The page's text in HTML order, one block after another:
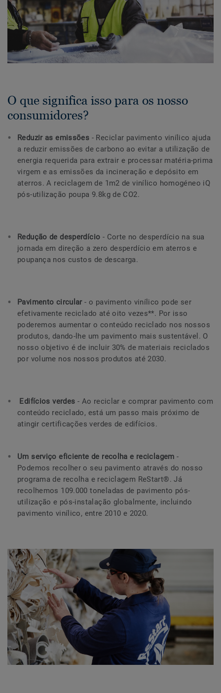
O que significa isso para os nosso
consumidores?
Reduzir as emissões - Reciclar pavimento vinílico ajuda
a reduzir emissões de carbono ao evitar a utilização de
energia requerida para extrair e processar matéria-prima
virgem e as emissões da incineração e depósito em
aterros. A reciclagem de 1m2 de vinílico homogéneo iQ
pós-utilização poupa 9.8kg de CO2.
Redução de desperdício - Corte no desperdício na sua
jornada em direção a zero desperdício em aterros e
poupança nos custos de descarga.
Pavimento circular- o pavimento vinílico pode ser
efetivamente reciclado até oito vezes**. Por isso
poderemos aumentar o conteúdo reciclado nos nossos
produtos, dando-lhe um pavimento mais sustentável. O
nosso objetivo é de incluir 30% de materiais reciclados
por volume nos nossos produtos até 2030.
Edifícios verdes - Ao reciclar e comprar pavimento com
conteúdo reciclado, está um passo mais próximo de
atingir certificações verdes de edifícios.
Um serviço eficiente de recolha e reciclagem-
Podemos recolher o seu pavimento através do nosso
programa de recolha e reciclagem ReStart®. Já
recolhemos 109.000 toneladas de pavimento pós-
utilização e pós-instalação globalmente, incluindo
pavimento vinílico, entre 2010 e 2020.